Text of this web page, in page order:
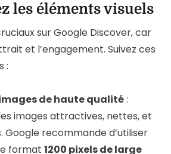
les éléments visuels
sur Google Discover, car
et l’engagement. Suivez ces
:
de haute qualité:
images attractives, nettes, et
Google recommande d’utiliser
format 1200 pixels de large